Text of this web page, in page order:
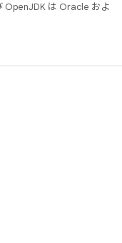
OpenJDK は Oracle およ